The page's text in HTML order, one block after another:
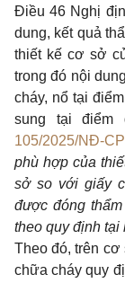
Điều 46 Nghị
dung, kết quả
thiết kế cơ sở
trong đó nội
cháy, nổ tại
sung tại
105/2025/NĐ-CP
phù hợp của
sở so với giấy
được đóng
theo quy định tại
Theo đó, trên cơ
chữa cháy quy